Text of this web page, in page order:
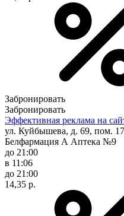
Забронировать
Забронировать
Эффективная реклама на
ул. Куйбышева, д. 69, пом.
Белфармация А Аптека №9
до 21:00
в 11:06
до 21:00
14,35 р.